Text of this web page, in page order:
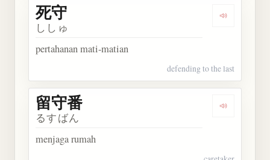
Dengarkan
死守
ししゅ
pertahanan mati-matian
defending to the last
Dengarkan
留守番
るすばん
menjaga rumah